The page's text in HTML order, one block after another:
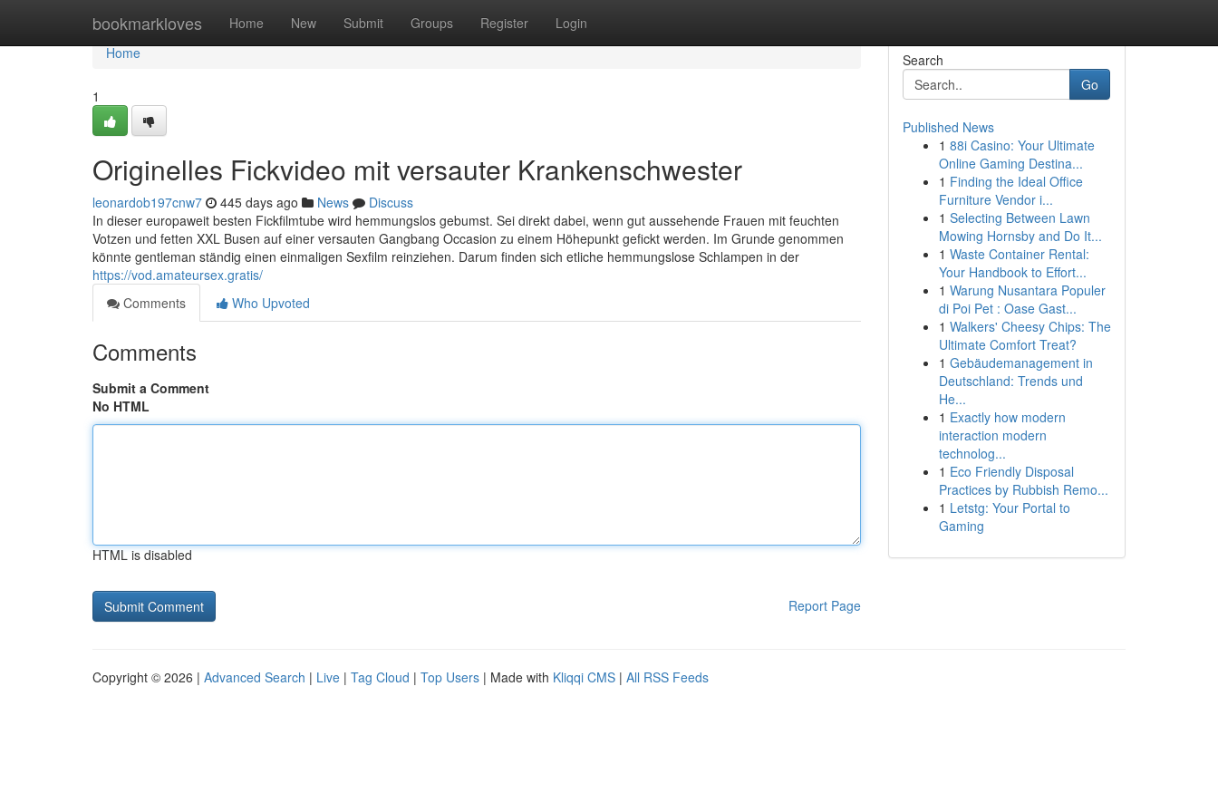
bookmarkloves Home New Submit Groups Register Login
Home
Home
1
Originelles Fickvideo mit versauter Krankenschwester
leonardob197cnw7 445 days ago News
Discuss
In dieser europaweit besten Fickfilmtube wird hemmungslos gebumst. Sei direkt dabei, wenn gut aussehende Frauen mit feuchten
Votzen und fetten XXL Busen auf einer versauten Gangbang Occasion zu einem Höhepunkt gefickt werden. Im Grunde genommen
könnte gentleman ständig einen einmaligen Sexfilm reinziehen. Darum finden sich etliche hemmungslose Schlampen in der
https://vod.amateursex.gratis/
Comments
Who Upvoted
Comments
Submit a Comment
No HTML
HTML is disabled
Report Page
Search
Go
Published News
1 88i Casino: Your Ultimate
Online Gaming Destina...
1 Finding the Ideal Office
Furniture Vendor i...
1 Selecting Between Lawn
Mowing Hornsby and Do It...
1 Waste Container Rental:
Your Handbook to Effort...
1 Warung Nusantara Populer
di Poi Pet : Oase Gast...
1 Walkers' Cheesy Chips: The
Ultimate Comfort Treat?
1 Gebäudemanagement in
Deutschland: Trends und
He...
1 Exactly how modern
interaction modern
technolog...
1 Eco Friendly Disposal
Practices by Rubbish Remo...
1 Letstg: Your Portal to
Gaming
Copyright © 2026 | Advanced Search | Live | Tag Cloud | Top Users | Made with Kliqqi CMS | All RSS Feeds